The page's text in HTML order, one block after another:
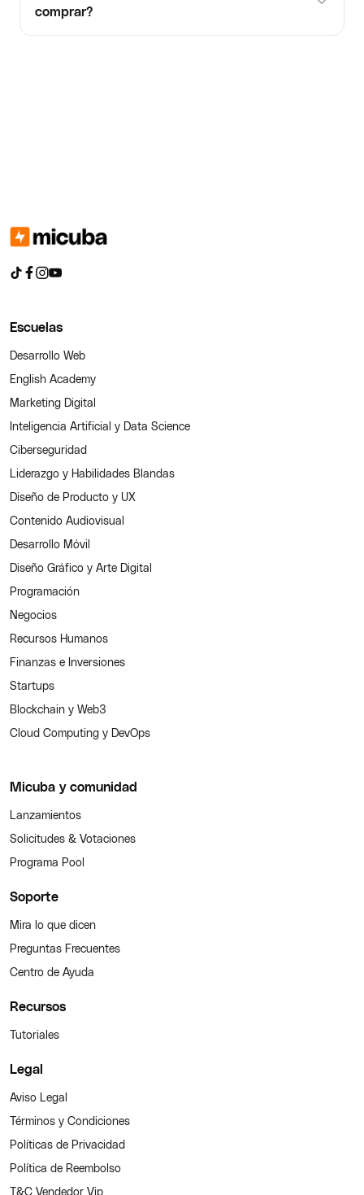
comprar?
Escuelas
Desarrollo Web
English Academy
Marketing Digital
Inteligencia Artificial y Data Science
Ciberseguridad
Liderazgo y Habilidades Blandas
Diseño de Producto y UX
Contenido Audiovisual
Desarrollo Móvil
Diseño Gráfico y Arte Digital
Programación
Negocios
Recursos Humanos
Finanzas e Inversiones
Startups
Blockchain y Web3
Cloud Computing y DevOps
Micuba y comunidad
Lanzamientos
Solicitudes & Votaciones
Programa Pool
Soporte
Mira lo que dicen
Preguntas Frecuentes
Centro de Ayuda
Recursos
Tutoriales
Legal
Aviso Legal
Términos y Condiciones
Políticas de Privacidad
Política de Reembolso
T&C Vendedor Vip